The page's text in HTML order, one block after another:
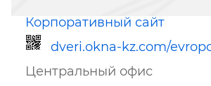
Корпоративный сайт
dveri.okna-kz.com/
Центральный офис